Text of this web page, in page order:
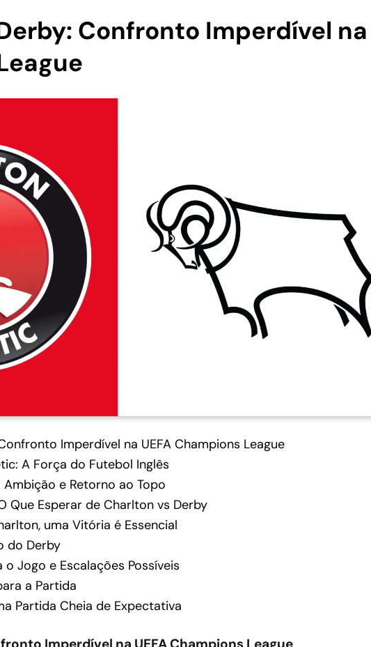
Confronto Imperdível na
Imperdível na UEFA Champions League
A Força do Futebol Inglês
e Retorno ao Topo
Que Esperar de Charlton vs Derby
uma Vitória é Essencial
do Derby
o Jogo e Escalações Possíveis
a Partida
Partida Cheia de Expectativa